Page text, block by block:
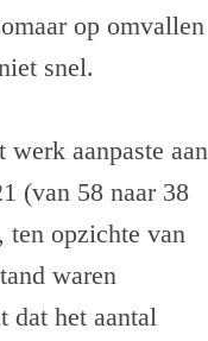
op omvallen
snel.
aanpaste aan
(van 58 naar 38
ten opzichte van
waren
dat het aantal